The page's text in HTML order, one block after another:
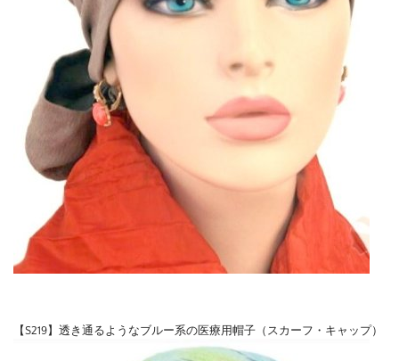
【S219】透き通るようなブルー系の医療用帽子（スカーフ・キャップ）